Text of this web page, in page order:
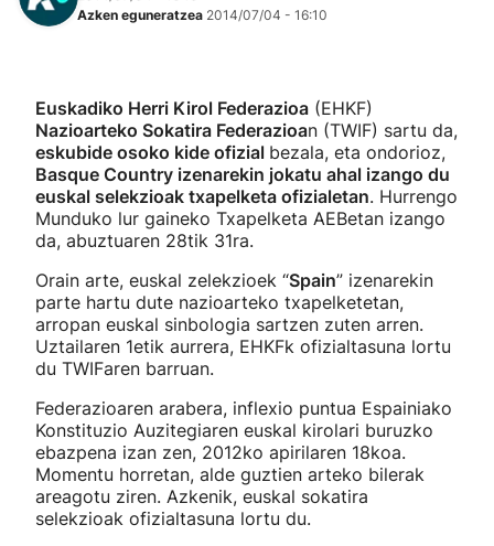
Herri-kirolak
Kirolak 360
Atletismoa
Mendi-lasterketak
Kirol gehiago
"Helmuga"
Azken eguneratzea 2014/07/04 - 16:10
Euskadiko Herri Kirol Federazioa (EHKF)
Nazioarteko Sokatira Federazioan (TWIF) sartu da,
eskubide osoko kide ofizial bezala, eta ondorioz,
Basque Country izenarekin jokatu ahal izango du
euskal selekzioak txapelketa ofizialetan. Hurrengo
Munduko lur gaineko Txapelketa AEBetan izango
da, abuztuaren 28tik 31ra.
Orain arte, euskal zelekzioek “Spain” izenarekin
parte hartu dute nazioarteko txapelketetan,
arropan euskal sinbologia sartzen zuten arren.
Uztailaren 1etik aurrera, EHKFk ofizialtasuna lortu
du TWIFaren barruan.
Federazioaren arabera, inflexio puntua Espainiako
Konstituzio Auzitegiaren euskal kirolari buruzko
ebazpena izan zen, 2012ko apirilaren 18koa.
Momentu horretan, alde guztien arteko bilerak
areagotu ziren. Azkenik, euskal sokatira
selekzioak ofizialtasuna lortu du.